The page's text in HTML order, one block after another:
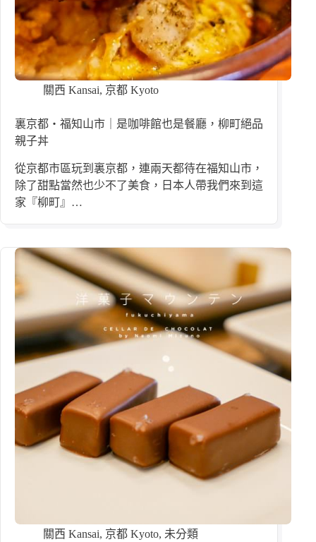
關西 Kansai, 京都 Kyoto
裏京都・福知山市｜是咖啡館也是餐廳，柳町絕品
親子丼
從京都市區玩到裏京都，連兩天都待在福知山市，
除了甜點當然也少不了美食，日本人帶我們來到這
家『柳町』…
關西 Kansai, 京都 Kyoto, 未分類